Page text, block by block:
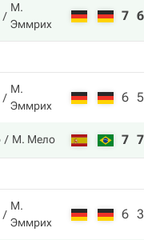
М.
Эммрих
7 6
М.
Эммрих
6 5
М. Мело 7 7
М.
Эммрих
6 3